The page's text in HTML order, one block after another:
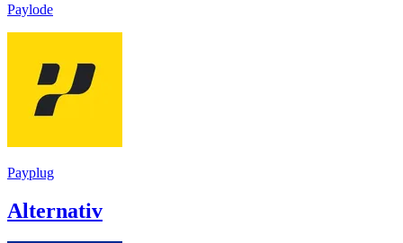
Paylode
Payplug
Alternativ